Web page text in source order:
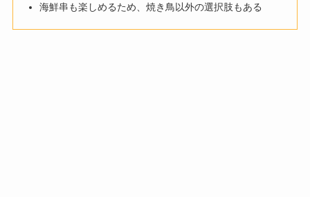
海鮮串も楽しめるため、焼き鳥以外の選択肢もある